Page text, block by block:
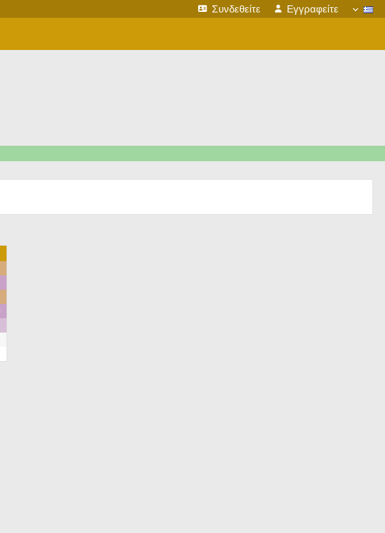
Συνδεθείτε Εγγραφείτε